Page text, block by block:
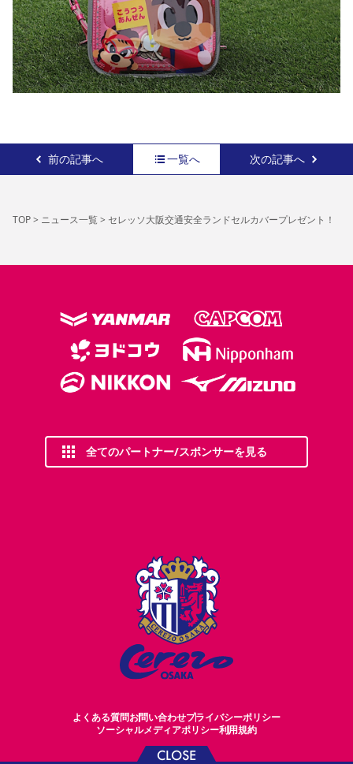
CLOSE
前の記事へ 一覧へ 次の記事へ
TOP> ニュース一覧> セレッソ大阪交通安全ランドセルカバープレゼント！
全てのパートナー/スポンサーを見る
よくある質問お問い合わせプライバシーポリシー
ソーシャルメディアポリシー利用規約